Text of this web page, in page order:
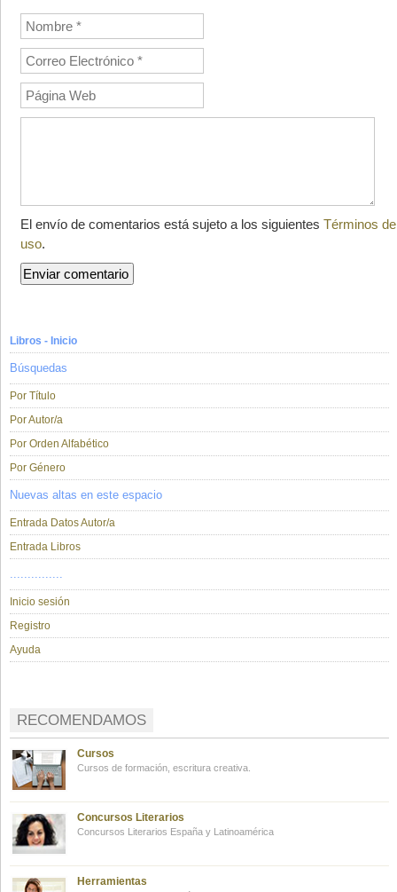
El envío de comentarios está sujeto a los siguientes Términos de
uso.
Libros - Inicio
Búsquedas
Por Título
Por Autor/a
Por Orden Alfabético
Por Género
Nuevas altas en este espacio
Entrada Datos Autor/a
Entrada Libros
...............
Inicio sesión
Registro
Ayuda
RECOMENDAMOS
Cursos
Cursos de formación, escritura creativa.
Concursos Literarios
Concursos Literarios España y Latinoamérica
Herramientas